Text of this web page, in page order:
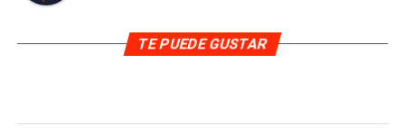
TE PUEDE GUSTAR